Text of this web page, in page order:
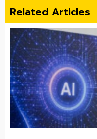
Related Articles